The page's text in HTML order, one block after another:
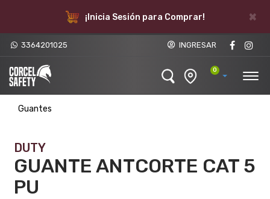
×
¡Inicia Sesión para Comprar!
3364201025 INGRESAR
0
Guantes
DUTY
GUANTE ANTCORTE CAT 5
PU